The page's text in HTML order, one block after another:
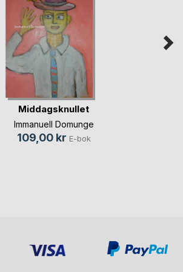
Middagsknullet
Immanuell Domunge
109,00 kr E-bok